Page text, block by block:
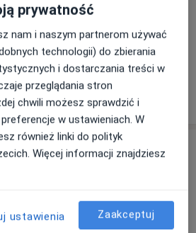
2 opinie
Piotrowski
1 opinia
Powiększ mapę
prywatność
nam i naszym partnerom używać
technologii) do zbierania
i dostarczania treści w
przeglądania stron
chwili możesz sprawdzić i
w ustawieniach. W
również linki do polityk
Więcej informacji znajdziesz
ustawienia Zaakceptuj